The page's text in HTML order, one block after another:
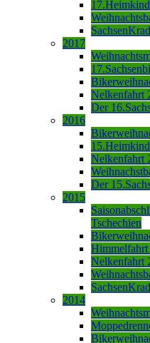
2017
Nelkenfahrt
Der
2016
Nelkenfahrt
Der
2015
Tschechien
Himmelfahrt
Nelkenfahrt
2014